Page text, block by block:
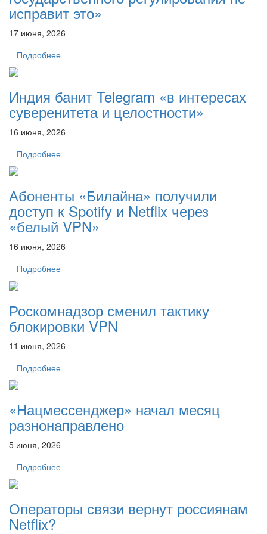
исправит это»
17 июня, 2026
Подробнее
Индия банит Telegram «в интересах
суверенитета и целостности»
16 июня, 2026
Подробнее
Абоненты «Билайна» получили
доступ к Spotify и Netflix через
«белый VPN»
16 июня, 2026
Подробнее
Роскомнадзор сменил тактику
блокировки VPN
11 июня, 2026
Подробнее
«Нацмессенджер» начал месяц
разнонаправлено
5 июня, 2026
Подробнее
Операторы связи вернут россиянам
Netflix?